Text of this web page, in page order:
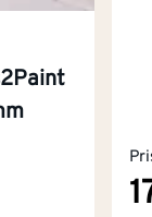
åpningstider